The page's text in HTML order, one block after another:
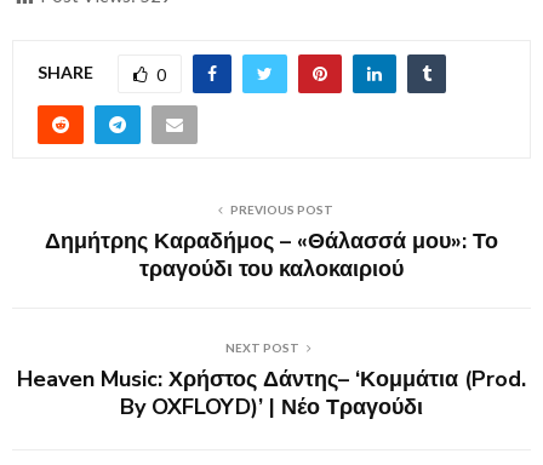
SHARE 0
PREVIOUS POST
Δημήτρης Καραδήμος – «Θάλασσά μου»: Το
τραγούδι του καλοκαιριού
NEXT POST
Heaven Music: Χρήστος Δάντης– ‘Κομμάτια (Prod.
By OXFLOYD)’ | Νέο Τραγούδι